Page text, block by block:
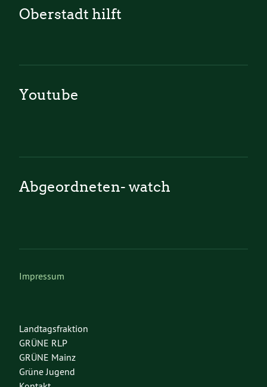
Oberstadt hilft
Youtube
Abgeordneten- watch
Impressum
Landtagsfraktion
GRÜNE RLP
GRÜNE Mainz
Grüne Jugend